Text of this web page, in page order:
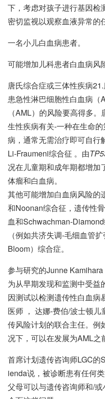
下，考虑对孩子进行基因检
密切监视以观察血液异常的
一名小儿白血病患者。
可能增加儿科患者白血病风
唐氏综合症或三体性疾病
患急性淋巴细胞性白血病（
（AML）的风险要高得多
生性疾病有关-一种在生命
病，通常无需治疗即可自行
Li-Fraumeni综合征 。由
况在儿童期和成年期都增加
体瘤和白血病。
其他可能增加白血病风险的
和Noonan综合征，遗传性
血和Schwachman-
（例如共济失调-毛细血管
Bloom）综合症。
参与研究的Junne Kamihara
为从早期发现和监测中受益
因测试以检测遗传性白血病
医师 ， 达娜-费伯/波士顿儿
传风险计划的联合主任。例
况下，可以在发展为AML之
首席计划遗传咨询师LGC
ienda说，被诊断患有任何
父母可以与遗传咨询师和/